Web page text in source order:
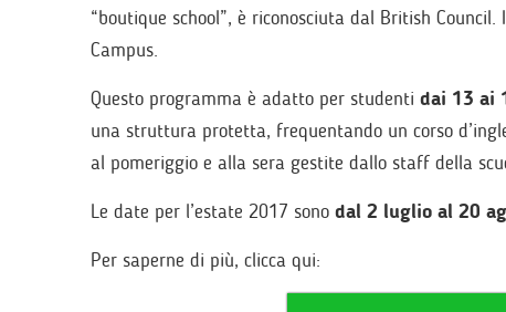
“boutique school”, è riconosciuta dal British
Campus.
Questo programma è adatto per studenti dai 13 ai
una struttura protetta, frequentando un corso
al pomeriggio e alla sera gestite dallo staff della
Le date per l’estate 2017 sono dal 2 luglio al 20
Per saperne di più, clicca qui: